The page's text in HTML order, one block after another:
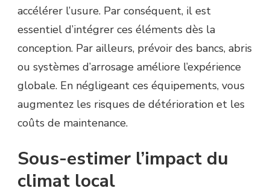
accélérer l’usure. Par conséquent, il est
essentiel d’intégrer ces éléments dès la
conception. Par ailleurs, prévoir des bancs, abris
ou systèmes d’arrosage améliore l’expérience
globale. En négligeant ces équipements, vous
augmentez les risques de détérioration et les
coûts de maintenance.
Sous-estimer l’impact du
climat local